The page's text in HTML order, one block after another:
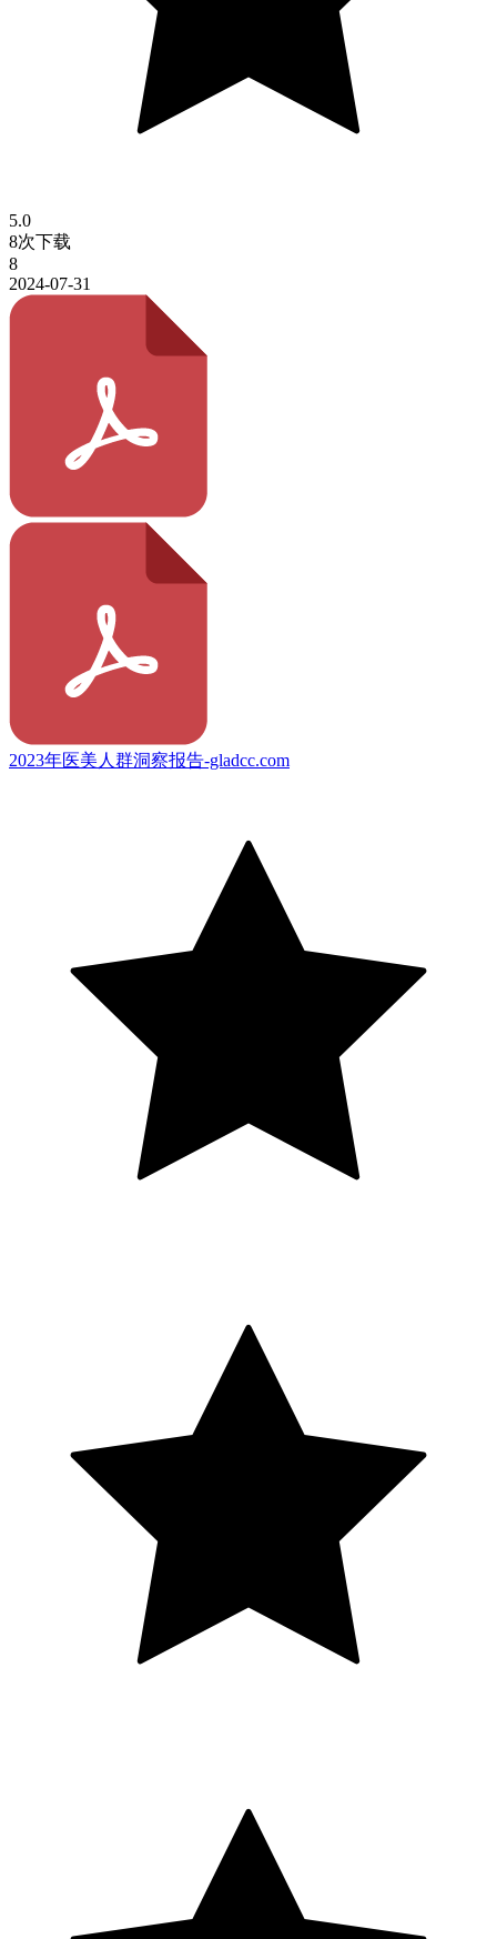
5.0
8次下载
8
2024-07-31
2023年医美人群洞察报告-gladcc.com